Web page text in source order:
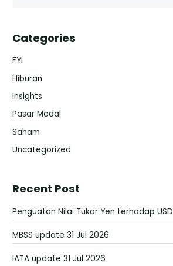
Categories
FYI
Hiburan
Insights
Pasar Modal
Saham
Uncategorized
Recent Post
Penguatan Nilai Tukar Yen terhadap USD
MBSS update 31 Jul 2026
IATA update 31 Jul 2026